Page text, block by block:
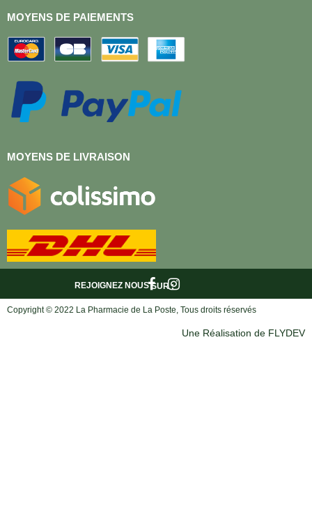
MOYENS DE PAIEMENTS
MOYENS DE LIVRAISON
SUR :
REJOIGNEZ NOUS
Copyright © 2022 La Pharmacie de La Poste, Tous droits réservés
Une Réalisation de FLYDEV